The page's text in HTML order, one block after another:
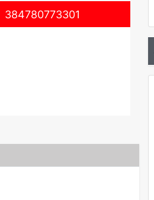
384780773301